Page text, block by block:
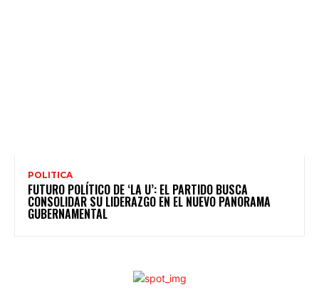
POLITICA
FUTURO POLÍTICO DE ‘LA U’: EL PARTIDO BUSCA
CONSOLIDAR SU LIDERAZGO EN EL NUEVO PANORAMA
GUBERNAMENTAL